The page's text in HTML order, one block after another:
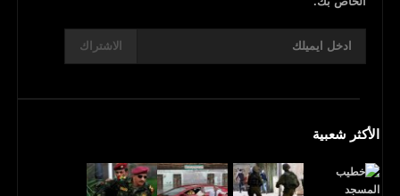
الاشتراك
الأكثر شعبية